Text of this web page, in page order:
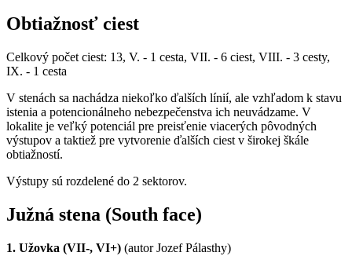
Obtiažnosť ciest
Celkový počet ciest: 13, V. - 1 cesta, VII. - 6 ciest, VIII. - 3 cesty,
IX. - 1 cesta
V stenách sa nachádza niekoľko ďalších línií, ale vzhľadom k stavu
istenia a potencionálneho nebezpečenstva ich neuvádzame. V
lokalite je veľký potenciál pre preisťenie viacerých pôvodných
výstupov a taktiež pre vytvorenie ďalších ciest v širokej škále
obtiažností.
Výstupy sú rozdelené do 2 sektorov.
Južná stena (South face)
1. Užovka (VII-, VI+) (autor Jozef Pálasthy)